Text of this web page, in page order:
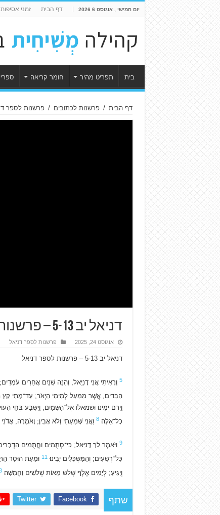
יום חמישי , אוגוסט 6 2026 דף הבית זמני אסיפות
בית תפריט מהיר חומר קריאה
דף הבית / פרשנות לכתובים / פרשנות לספר
דניאל יב 5-13 – פרשנות לספר דניאל
אוגוסט 24, 2025 פרשנות לספר דניאל
דניאל יב 5-13 – פרשנות לספר דניאל
5 וְרָאִיתִי אֲנִי דָנִיֵּאל, וְהִנֵּה שְׁנַיִם אֲחֵרִים
הַבַּדִּים, אֲשֶׁר מִמַּעַל לְמֵימֵי הַיְאֹר; עַד־מָתַי קֵץ
וַיָּרֶם יְמִינוֹ וּשְׂמֹאלוֹ אֶל־הַשָּׁמַיִם, וַיִּשָּׁבַע בְּחֵי
כָל־אֵלֶּה׃8 וַאֲנִי שָׁמַעְתִּי וְלֹא אָבִין; וָאֹמְרָה,
9 וַיֹּאמֶר לֵךְ דָּנִיֵּאל; כִּי־סְתֻמִים וַחֲתֻמִים
כָּל־רְשָׁעִים; וְהַמַּשְׂכִּלִים יָבִינוּ׃11 וּמֵעֵת הוּסַר
וְיַגִּיעַ; לְיָמִים אֶלֶף שְׁלֹשׁ מֵאוֹת שְׁלֹשִׁים וַחֲמִשָּׁה׃
שתף Facebook
Twitter